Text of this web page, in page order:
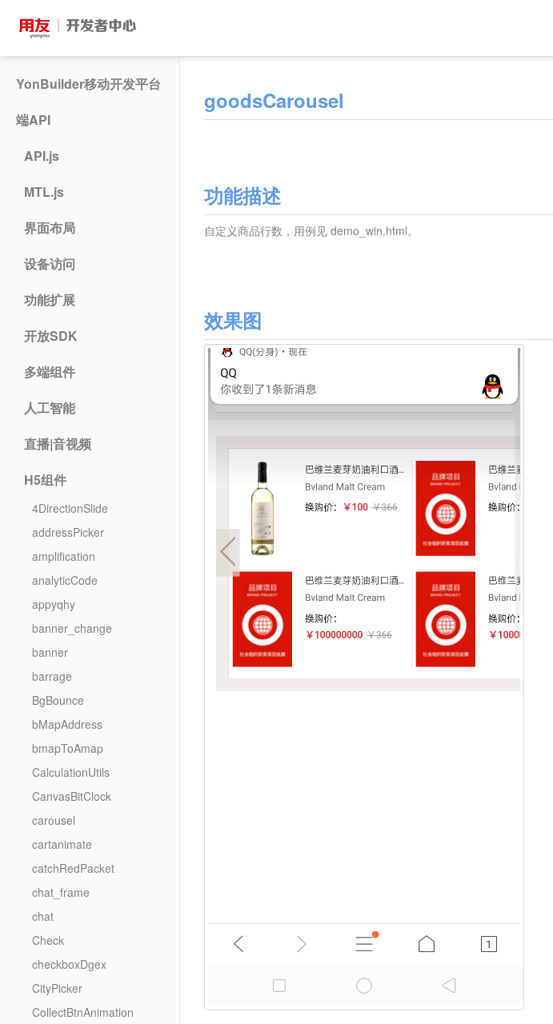
YonBuilder移动开发平台
端API
API.js
MTL.js
界面布局
设备访问
功能扩展
开放SDK
多端组件
人工智能
直播|音视频
H5组件
4DirectionSlide
addressPicker
amplification
analyticCode
appyqhy
banner_change
banner
barrage
BgBounce
bMapAddress
bmapToAmap
CalculationUtils
CanvasBitClock
carousel
cartanimate
catchRedPacket
chat_frame
chat
Check
checkboxDgex
CityPicker
CollectBtnAnimation
goodsCarousel
功能描述
自定义商品行数，用例见 demo_win.html。
效果图